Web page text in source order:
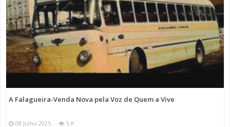
A Falagueira-Venda Nova pela Voz de Quem a Vive
08 Julho 2025 5 K